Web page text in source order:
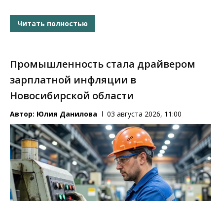
Читать полностью
Промышленность стала драйвером
зарплатной инфляции в
Новосибирской области
Автор: Юлия Данилова 03 августа 2026, 11:00